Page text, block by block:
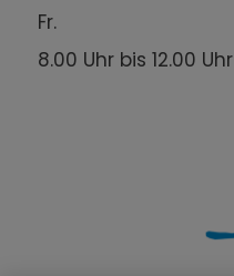
Fr.
8.00 Uhr bis 12.00 Uhr